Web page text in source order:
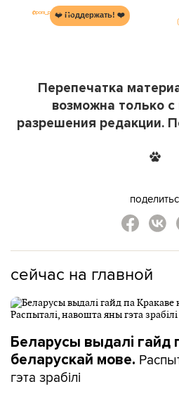
❤️ Поддержать! ❤️
@pora_psychology
Перепечатка
возможна только
разрешения редакции.
сейчас на главной
Беларусы выдалі гайд
беларускай мове.
гэта зрабілі